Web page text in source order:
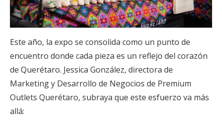
Este año, la expo se consolida como un punto de
encuentro donde cada pieza es un reflejo del corazón
de Querétaro. Jessica González, directora de
Marketing y Desarrollo de Negocios de Premium
Outlets Querétaro, subraya que este esfuerzo va más
allá: